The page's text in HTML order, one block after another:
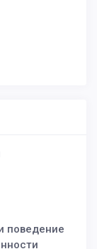
поведение